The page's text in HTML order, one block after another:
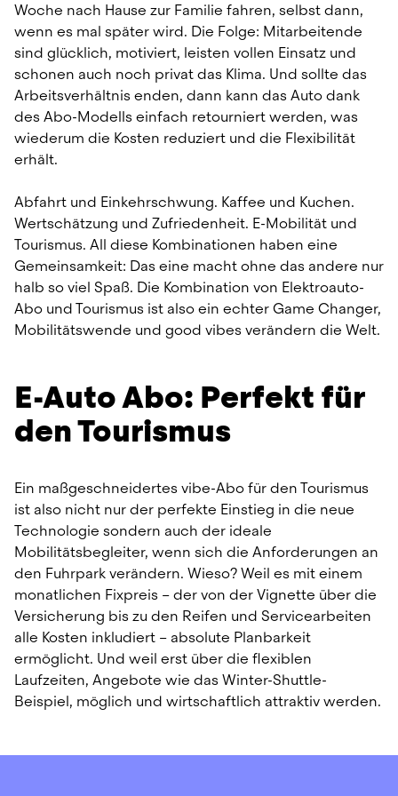
Woche nach Hause zur Familie fahren, selbst dann,
wenn es mal später wird. Die Folge: Mitarbeitende
sind glücklich, motiviert, leisten vollen Einsatz und
schonen auch noch privat das Klima. Und sollte das
Arbeitsverhältnis enden, dann kann das Auto dank
des Abo-Modells einfach retourniert werden, was
wiederum die Kosten reduziert und die Flexibilität
erhält.
Abfahrt und Einkehrschwung. Kaffee und Kuchen.
Wertschätzung und Zufriedenheit. E-Mobilität und
Tourismus. All diese Kombinationen haben eine
Gemeinsamkeit: Das eine macht ohne das andere nur
halb so viel Spaß. Die Kombination von Elektroauto-
Abo und Tourismus ist also ein echter Game Changer,
Mobilitätswende und good vibes verändern die Welt.
E-Auto Abo: Perfekt für
den Tourismus
Ein maßgeschneidertes vibe-Abo für den Tourismus
ist also nicht nur der perfekte Einstieg in die neue
Technologie sondern auch der ideale
Mobilitätsbegleiter, wenn sich die Anforderungen an
den Fuhrpark verändern. Wieso? Weil es mit einem
monatlichen Fixpreis – der von der Vignette über die
Versicherung bis zu den Reifen und Servicearbeiten
alle Kosten inkludiert – absolute Planbarkeit
ermöglicht. Und weil erst über die flexiblen
Laufzeiten, Angebote wie das Winter-Shuttle-
Beispiel, möglich und wirtschaftlich attraktiv werden.